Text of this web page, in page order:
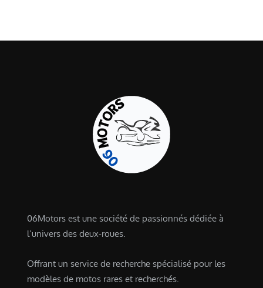
06Motors est une société de passionnés dédiée à
l’univers des deux-roues.
Offrant un service de recherche spécialisé pour les
modèles de motos rares et recherchés.